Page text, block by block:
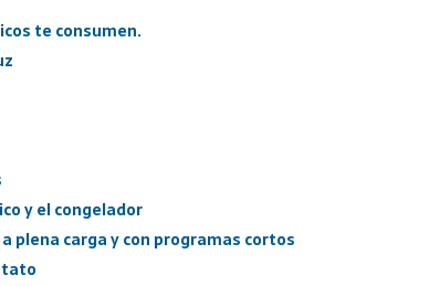
te consumen.
y el congelador
plena carga y con programas cortos